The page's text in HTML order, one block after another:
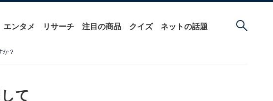
エンタメ リサーチ 注目の商品 クイズ ネットの話題
か？
て